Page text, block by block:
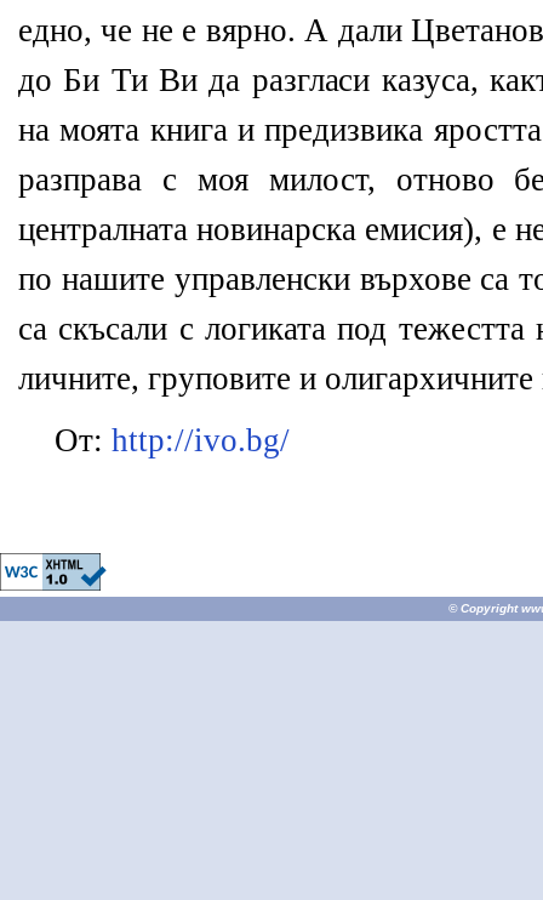
едно, че не е вярно. А дали
до Би Ти Ви да разгласи казуса,
на моята книга и предизвика
разправа с моя милост, отново
централната новинарска емисия), е
по нашите управленски върхове са
са скъсали с логиката под тежестта
личните, груповите и олигархичните
От: http://ivo.bg/
© Copyright